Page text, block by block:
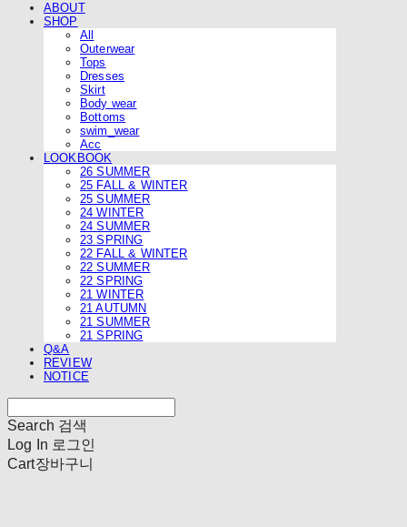
ABOUT
SHOP
All
Outerwear
Tops
Dresses
Skirt
Body wear
Bottoms
swim_wear
Acc
LOOKBOOK
26 SUMMER
25 FALL & WINTER
25 SUMMER
24 WINTER
24 SUMMER
23 SPRING
22 FALL & WINTER
22 SUMMER
22 SPRING
21 WINTER
21 AUTUMN
21 SUMMER
21 SPRING
Q&A
REVIEW
NOTICE
Search 검색
Log In 로그인
Cart장바구니